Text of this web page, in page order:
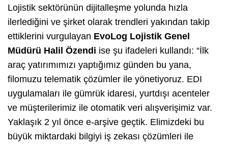
Lojistik sektörünün dijitalleşme yolunda hızla
ilerlediğini ve şirket olarak trendleri yakından takip
ettiklerini vurgulayan EvoLog Lojistik Genel
Müdürü Halil Özendi ise şu ifadeleri kullandı: “İlk
araç yatırımımızı yaptığımız günden bu yana,
filomuzu telematik çözümler ile yönetiyoruz. EDI
uygulamaları ile gümrük idaresi, yurtdışı acenteler
ve müşterilerimiz ile otomatik veri alışverişimiz var.
Yaklaşık 2 yıl önce e-arşive geçtik. Elimizdeki bu
büyük miktardaki bilgiyi iş zekası çözümleri ile